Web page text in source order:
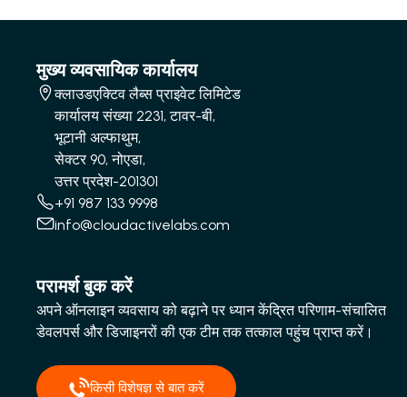
मुख्य व्यवसायिक कार्यालय
क्लाउडएक्टिव लैब्स प्राइवेट लिमिटेड
कार्यालय संख्या 2231, टावर-बी,
भूटानी अल्फाथुम,
सेक्टर 90, नोएडा,
उत्तर प्रदेश-201301
+91 987 133 9998
info@cloudactivelabs.com
परामर्श बुक करें
अपने ऑनलाइन व्यवसाय को बढ़ाने पर ध्यान केंद्रित परिणाम-संचालित
डेवलपर्स और डिजाइनरों की एक टीम तक तत्काल पहुंच प्राप्त करें।
किसी विशेषज्ञ से बात करें